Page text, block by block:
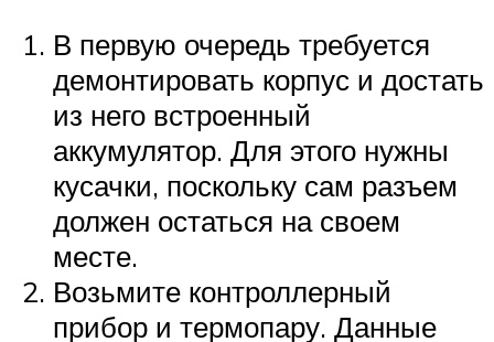
В первую очередь требуется
демонтировать корпус и достать
из него встроенный
аккумулятор. Для этого нужны
кусачки, поскольку сам разъем
должен остаться на своем
месте.
Возьмите контроллерный
прибор и термопару. Данные